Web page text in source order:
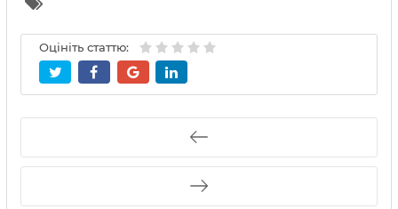
Оцініть статтю: